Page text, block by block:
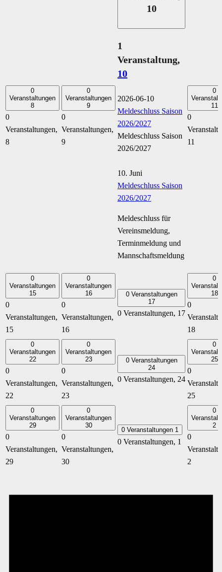
0
Veranstaltungen
8
0
Veranstaltungen,
8
0
Veranstaltungen
9
0
Veranstaltungen,
9
10
1
Veranstaltung,
10
2026-06-10
Meldeschluss Saison
2026/2027
Meldeschluss Saison
2026/2027
10. Juni
Meldeschluss Saison
2026/2027
Meldeschluss für
Vereinsmeldung,
Terminmeldung und
Mannschaftsmeldung
0
11
0
11
0
Veranstaltungen
15
0
Veranstaltungen,
15
0
Veranstaltungen
16
0
Veranstaltungen,
16
0 Veranstaltungen
17
0 Veranstaltungen, 17
0
18
0
18
0
Veranstaltungen
22
0
Veranstaltungen,
22
0
Veranstaltungen
23
0
Veranstaltungen,
23
0 Veranstaltungen
24
0 Veranstaltungen, 24
0
25
0
25
0
Veranstaltungen
29
0
Veranstaltungen,
29
0
Veranstaltungen
30
0
Veranstaltungen,
30
0 Veranstaltungen 1
0 Veranstaltungen, 1
0
2
0
2